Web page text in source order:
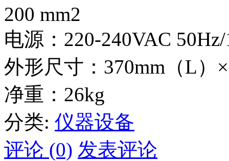
200 mm2
电源：220-240VAC
外形尺寸：370mm（L）
净重：26kg
分类: 仪器设备
评论 (0) 发表评论